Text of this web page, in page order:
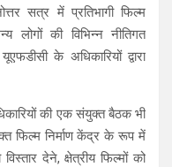
सत्र में प्रतिभागी फिल्म
लोगों की विभिन्न नीतिगत
के अधिकारियों द्वारा
की एक संयुक्त बैठक भी
फिल्म निर्माण केंद्र के रूप में
देने, क्षेत्रीय फिल्मों को